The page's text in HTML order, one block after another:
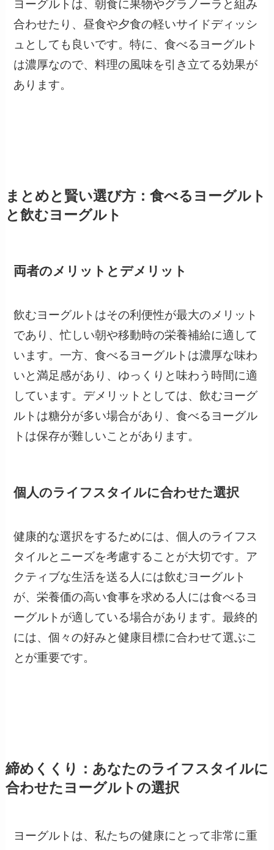
ヨーグルトは、朝食に果物やグラノーラと組み
合わせたり、昼食や夕食の軽いサイドディッシ
ュとしても良いです。特に、食べるヨーグルト
は濃厚なので、料理の風味を引き立てる効果が
あります。
まとめと賢い選び方：食べるヨーグルト
と飲むヨーグルト
両者のメリットとデメリット
飲むヨーグルトはその利便性が最大のメリット
であり、忙しい朝や移動時の栄養補給に適して
います。一方、食べるヨーグルトは濃厚な味わ
いと満足感があり、ゆっくりと味わう時間に適
しています。デメリットとしては、飲むヨーグ
ルトは糖分が多い場合があり、食べるヨーグル
トは保存が難しいことがあります。
個人のライフスタイルに合わせた選択
健康的な選択をするためには、個人のライフス
タイルとニーズを考慮することが大切です。ア
クティブな生活を送る人には飲むヨーグルト
が、栄養価の高い食事を求める人には食べるヨ
ーグルトが適している場合があります。最終的
には、個々の好みと健康目標に合わせて選ぶこ
とが重要です。
締めくくり：あなたのライフスタイルに
合わせたヨーグルトの選択
ヨーグルトは、私たちの健康にとって非常に重